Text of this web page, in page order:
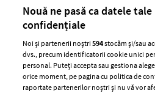
+ MAI MULTE
Nouă ne pasă ca datele
confidențiale
Noi și partenerii noștri594stocăm și/sau
dvs., precum identificatorii cookie unici
personal. Puteți accepta sau gestiona
orice moment, pe pagina cu politica de
raportate partenerilor noștri și nu vă vor